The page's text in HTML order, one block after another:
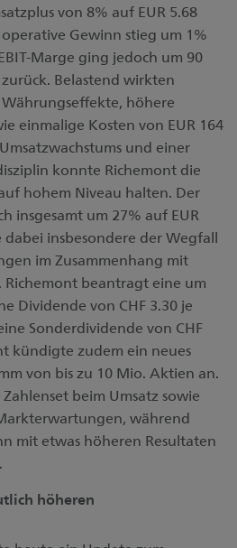
von 8% auf EUR 5.68
Gewinn stieg um 1%
Marge ging jedoch um 90
Belastend wirkten
höhere
einmalige Kosten von EUR 164
und einer
konnte Richemont die
hohem Niveau halten. Der
insgesamt um 27% auf EUR
insbesondere der Wegfall
im Zusammenhang mit
Richemont beantragt eine um
Dividende von CHF 3.30 je
Sonderdividende von CHF
kündigte zudem ein neues
von bis zu 10 Mio. Aktien an.
beim Umsatz sowie
während
mit etwas höheren Resultaten
höheren